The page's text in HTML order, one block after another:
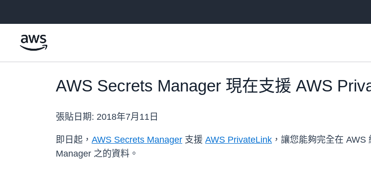
AWS Secrets Manager 現在支援 AWS
張貼日期: 2018年7月11日
即日起， AWS Secrets Manager 支援 AWS PrivateLink ，讓您能夠完全在 AWS
Manager 之的資料。